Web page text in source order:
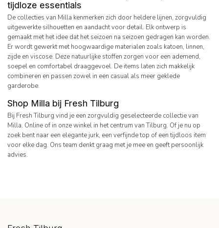
tijdloze essentials
De collecties van Milla kenmerken zich door heldere lijnen, zorgvuldig
uitgewerkte silhouetten en aandacht voor detail. Elk ontwerp is
gemaakt met het idee dat het seizoen na seizoen gedragen kan worden.
Er wordt gewerkt met hoogwaardige materialen zoals katoen, linnen,
zijde en viscose. Deze natuurlijke stoffen zorgen voor een ademend,
soepel en comfortabel draaggevoel. De items laten zich makkelijk
combineren en passen zowel in een casual als meer geklede
garderobe.
Shop Milla bij Fresh Tilburg
Bij Fresh Tilburg vind je een zorgvuldig geselecteerde collectie van
Milla. Online of in onze winkel in het centrum van Tilburg. Of je nu op
zoek bent naar een elegante jurk, een verfijnde top of een tijdloos item
voor elke dag. Ons team denkt graag met je mee en geeft persoonlijk
advies.